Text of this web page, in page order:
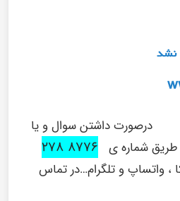
درصورت داشتن سوال و یا
طریق شماره ی
۸۷۷۶ ۲۷۸
، واتساپ و تلگرام…در تماس